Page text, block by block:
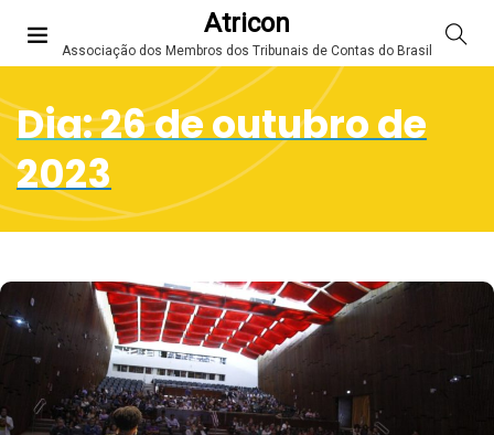
Atricon
Associação dos Membros dos Tribunais de Contas do Brasil
Dia:26 de outubro de
2023